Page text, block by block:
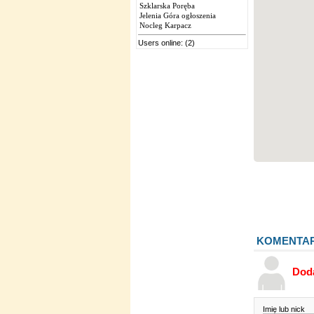
Szklarska Poręba
Jelenia Góra ogłoszenia
Nocleg Karpacz
Users online: (2)
Imię lub nick